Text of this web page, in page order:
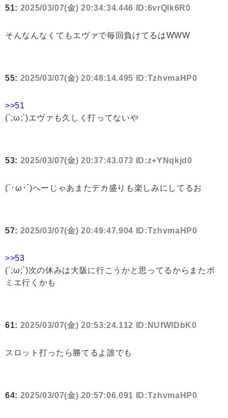
51: 2025/03/07(金) 20:34:34.446 ID:6vrQlk6R0
そんなんなくてもエヴァで毎回負けてるはWWW
55: 2025/03/07(金) 20:48:14.495 ID:TzhvmaHP0
>>51
(´;ω;`)エヴァも久しく打ってないや
53: 2025/03/07(金) 20:37:43.073 ID:z+YNqkjd0
(`･ω･´)へーじゃあまたデカ盛りも楽しみにしてるお
57: 2025/03/07(金) 20:49:47.904 ID:TzhvmaHP0
>>53
(´;ω;`)次の休みは大阪に行こうかと思ってるからまたポ
ミエ行くかも
61: 2025/03/07(金) 20:53:24.112 ID:NUfWIDbK0
スロット打ったら勝てるよ誰でも
64: 2025/03/07(金) 20:57:06.091 ID:TzhvmaHP0